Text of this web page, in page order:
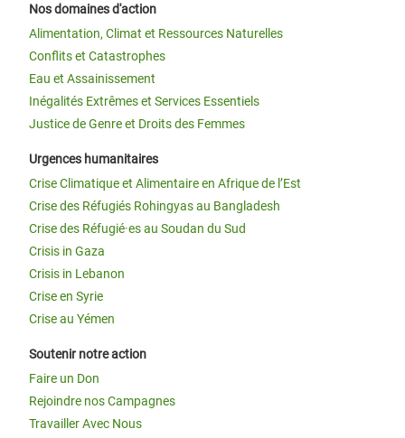
Nos domaines d'action
Alimentation, Climat et Ressources Naturelles
Conflits et Catastrophes
Eau et Assainissement
Inégalités Extrêmes et Services Essentiels
Justice de Genre et Droits des Femmes
Urgences humanitaires
Crise Climatique et Alimentaire en Afrique de l’Est
Crise des Réfugiés Rohingyas au Bangladesh
Crise des Réfugié·es au Soudan du Sud
Crisis in Gaza
Crisis in Lebanon
Crise en Syrie
Crise au Yémen
Soutenir notre action
Faire un Don
Rejoindre nos Campagnes
Travailler Avec Nous